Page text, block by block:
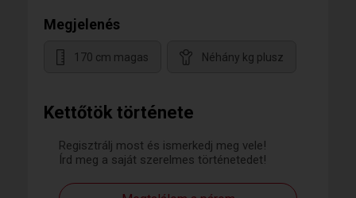
Kettőtök története
Regisztrálj most és ismerkedj meg vele!
Írd meg a saját szerelmes történetedet!
Megjelenés
170 cm magas Néhány kg plusz